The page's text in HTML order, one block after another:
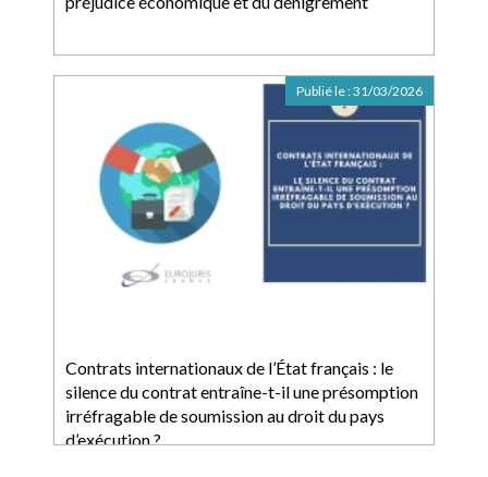
Contrats internationaux de l’État français : le
silence du contrat entraîne-t-il une présomption
irréfragable de soumission au droit du pays
d’exécution ?
Publié le :31/03/2026